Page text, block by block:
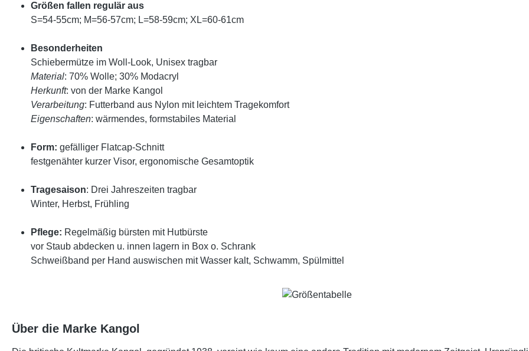
Größen fallen regulär aus
S=54-55cm; M=56-57cm; L=58-59cm; XL=60-61cm
Besonderheiten
Schiebermütze im Woll-Look, Unisex tragbar
Material: 70% Wolle; 30% Modacryl
Herkunft: von der Marke Kangol
Verarbeitung: Futterband aus Nylon mit leichtem Tragekomfort
Eigenschaften: wärmendes, formstabiles Material
Form: gefälliger Flatcap-Schnitt
festgenähter kurzer Visor, ergonomische Gesamtoptik
Tragesaison: Drei Jahreszeiten tragbar
Winter, Herbst, Frühling
Pflege: Regelmäßig bürsten mit Hutbürste
vor Staub abdecken u. innen lagern in Box o. Schrank
Schweißband per Hand auswischen mit Wasser kalt, Schwamm, Spülmittel
Über die Marke Kangol